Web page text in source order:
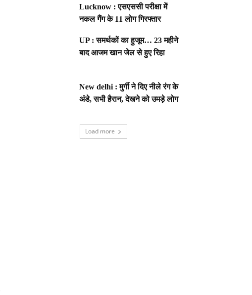
Lucknow : एसएससी परीक्षा में
नकल गैंग के 11 लोग गिरफ्तार
UP : समर्थकों का हुजूम… 23 महीने
बाद आजम खान जेल से हुए रिहा
New delhi : मुर्गी ने दिए नीले रंग के
अंडे, सभी हैरान, देखने को उमड़े लोग
Load more